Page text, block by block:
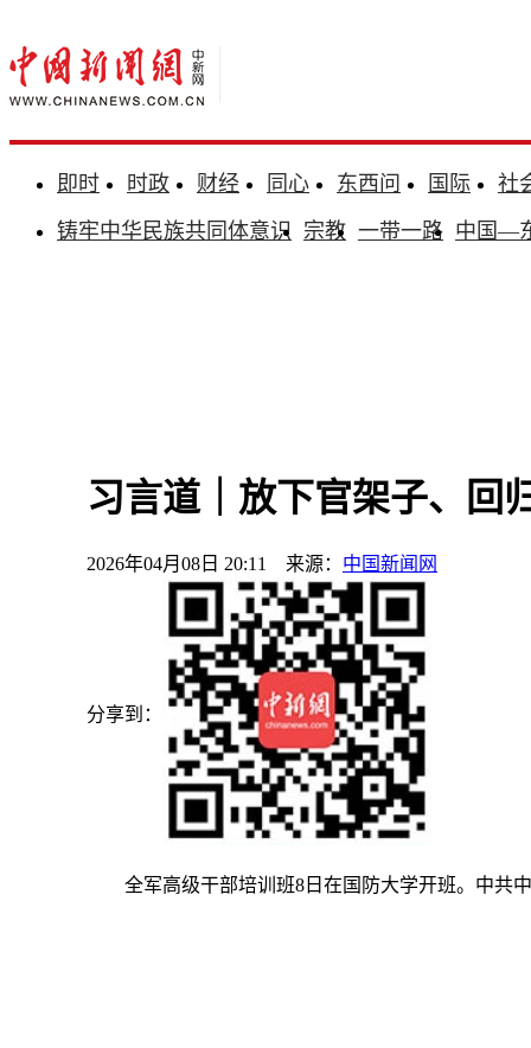
即时 时政 财经 同心 东西问 国际
社
铸牢中华民族共同体意识 宗教 一带一路 中国—
习言道｜放下官架子、回
2026年04月08日 20:11 来源： 中国新闻网
分享到：
全军高级干部培训班8日在国防大学开班。中共